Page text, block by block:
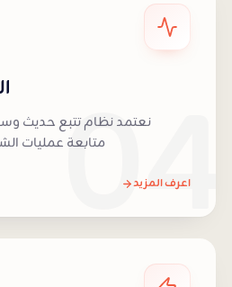
04
نعتمد نظام تتبع حديث
متابعة عمليات
اعرف المزيد